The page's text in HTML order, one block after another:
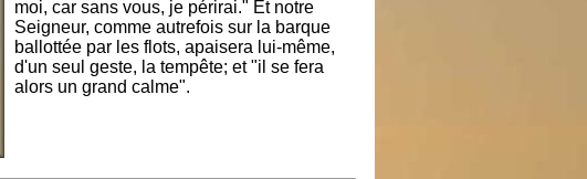
moi, car sans vous, je périrai." Et notre
Seigneur, comme autrefois sur la barque
ballottée par les flots, apaisera lui-même,
d'un seul geste, la tempête; et "il se fera
alors un grand calme".